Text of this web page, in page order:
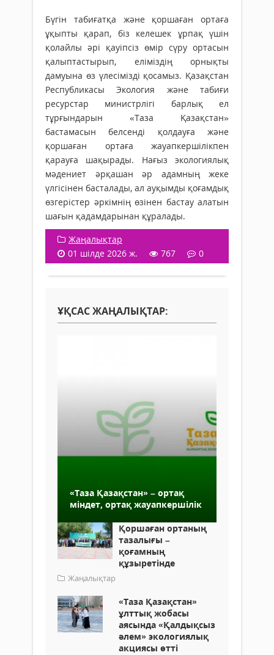
Бүгін табиғатқа және қоршаған ортаға
ұқыпты қарап, біз келешек ұрпақ үшін
қолайлы әрі қауіпсіз өмір сүру ортасын
қалыптастырып, еліміздің орнықты
дамуына өз үлесімізді қосамыз. Қазақстан
Республикасы Экология және табиғи
ресурстар министрлігі барлық ел
тұрғындарын «Таза Қазақстан»
бастамасын белсенді қолдауға және
қоршаған ортаға жауапкершілікпен
қарауға шақырады. Нағыз экологиялық
мәдениет әрқашан әр адамның жеке
үлгісінен басталады, ал ауқымды қоғамдық
өзгерістер әркімнің өзінен бастау алатын
шағын қадамдарынан құралады.
Жаңалықтар
01 шілде 2026 ж.
767 0
ҰҚСАС ЖАҢАЛЫҚТАР:
«Таза Қазақстан» – ортақ
міндет, ортақ жауапкершілік
Қоршаған ортаның
тазалығы –
қоғамның
құзыретінде
Жаңалықтар
«Таза Қазақстан»
ұлттық жобасы
аясында «Қалдықсыз
әлем» экологиялық
акциясы өтті